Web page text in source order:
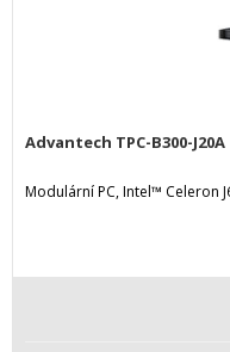
Advantech TPC-B300-J20A
Modulární PC, Intel™ Celeron